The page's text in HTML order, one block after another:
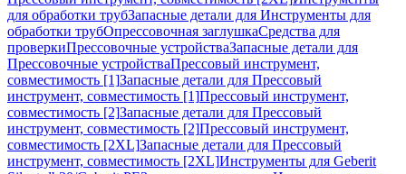
для обработки трубЗапасные детали для Инструменты для
обработки трубОпрессовочная заглушкаСредства для
проверкиПрессовочные устройстваЗапасные детали для
Прессовочные устройстваПрессовый инструмент,
совместимость [1]Запасные детали для Прессовый
инструмент, совместимость [1]Прессовый инструмент,
совместимость [2]Запасные детали для Прессовый
инструмент, совместимость [2]Прессовый инструмент,
совместимость [2XL]Запасные детали для Прессовый
инструмент, совместимость [2XL]Инструменты для Geberit